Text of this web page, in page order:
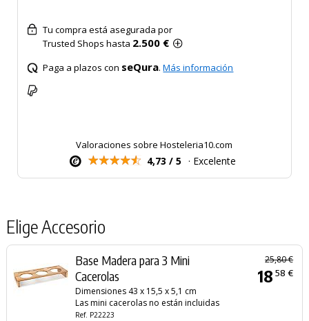
Tu compra está asegurada por
Trusted Shops hasta 2.500 €
Paga a plazos con seQura.Más información
Valoraciones sobre Hosteleria10.com
4,73 / 5 · Excelente
Elige Accesorio
Base Madera para 3 Mini
Cacerolas
Dimensiones 43 x 15,5 x 5,1 cm
Las mini cacerolas no están incluidas
Ref. P22223
25,80 €
18 58 €